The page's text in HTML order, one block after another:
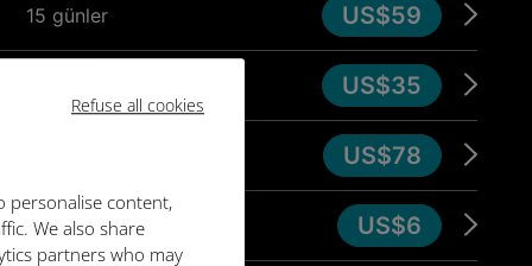
Refuse all cookies
personalise content,
We also share
partners who may
15 günler US$59
US$35
US$78
7 günler US$6